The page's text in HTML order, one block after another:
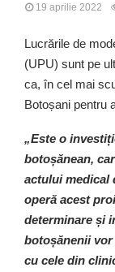
19 aprilie 2022
Lucrările de
(UPU) sunt pe
ca, în cel mai
Botoșani pentru
„Este o
botoșănean,
actului medical
operă acest
determinare și
botoșănenii
cu cele din